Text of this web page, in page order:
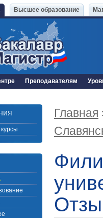
Высшее образование
Преподавателям
Главная